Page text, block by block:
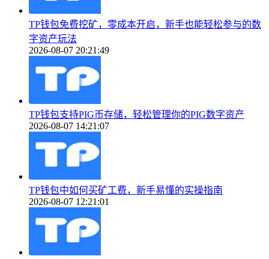
TP钱包免费挖矿，零成本开启，新手也能轻松参与的数
字资产玩法
2026-08-07 20:21:49
TP钱包支持PIG币存储，轻松管理你的PIG数字资产
2026-08-07 14:21:07
TP钱包中如何买矿工费，新手易懂的实操指南
2026-08-07 12:21:01